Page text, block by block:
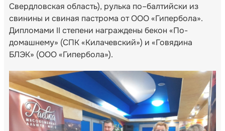
Свердловская область), рулька по–балтийски из
свинины и свиная пастрома от ООО «Гипербола».
Дипломами II степени награждены бекон «По-
домашнему» (СПК «Килачевский») и «Говядина
БЛЭК» (ООО «Гипербола»).